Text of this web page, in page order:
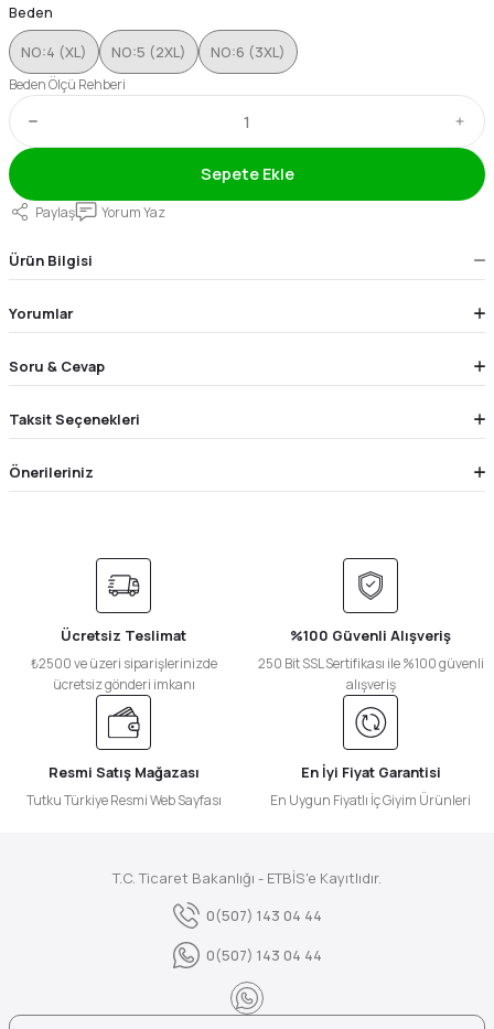
Beden
NO:4 (XL)
NO:5 (2XL) NO:6 (3XL)
Beden Ölçü Rehberi
Sepete Ekle
Paylaş Yorum Yaz
Ürün Bilgisi
Yorumlar
Soru & Cevap
Taksit Seçenekleri
Önerileriniz
Ücretsiz Teslimat
₺2500 ve üzeri siparişlerinizde
ücretsiz gönderi imkanı
%100 Güvenli Alışveriş
250 Bit SSL Sertifikası ile %100 güvenli
alışveriş
Resmi Satış Mağazası
Tutku Türkiye Resmi Web Sayfası
En İyi Fiyat Garantisi
En Uygun Fiyatlı İç Giyim Ürünleri
T.C. Ticaret Bakanlığı - ETBİS'e Kayıtlıdır.
0(507) 143 04 44
0(507) 143 04 44